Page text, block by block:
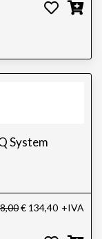
System
€ 134,40 +IVA